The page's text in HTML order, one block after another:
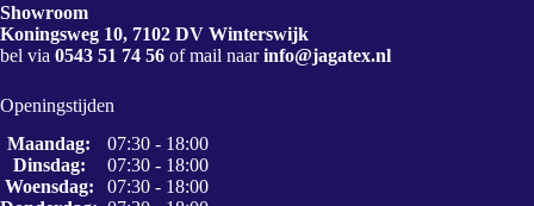
Showroom
Koningsweg 10, 7102 DV Winterswijk
bel via 0543 51 74 56 of mail naarinfo@jagatex.nl
Openingstijden
Maandag:
07:30 - 18:00
Dinsdag:
07:30 - 18:00
Woensdag:
07:30 - 18:00